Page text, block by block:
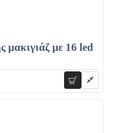
μακιγιάζ με 16 led
προσθήκη